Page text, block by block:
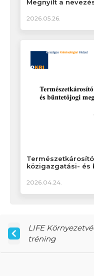
Megnyílt a
2026.05.26.
közigazgatási- és
2026.04.24.
LIFE
tréning